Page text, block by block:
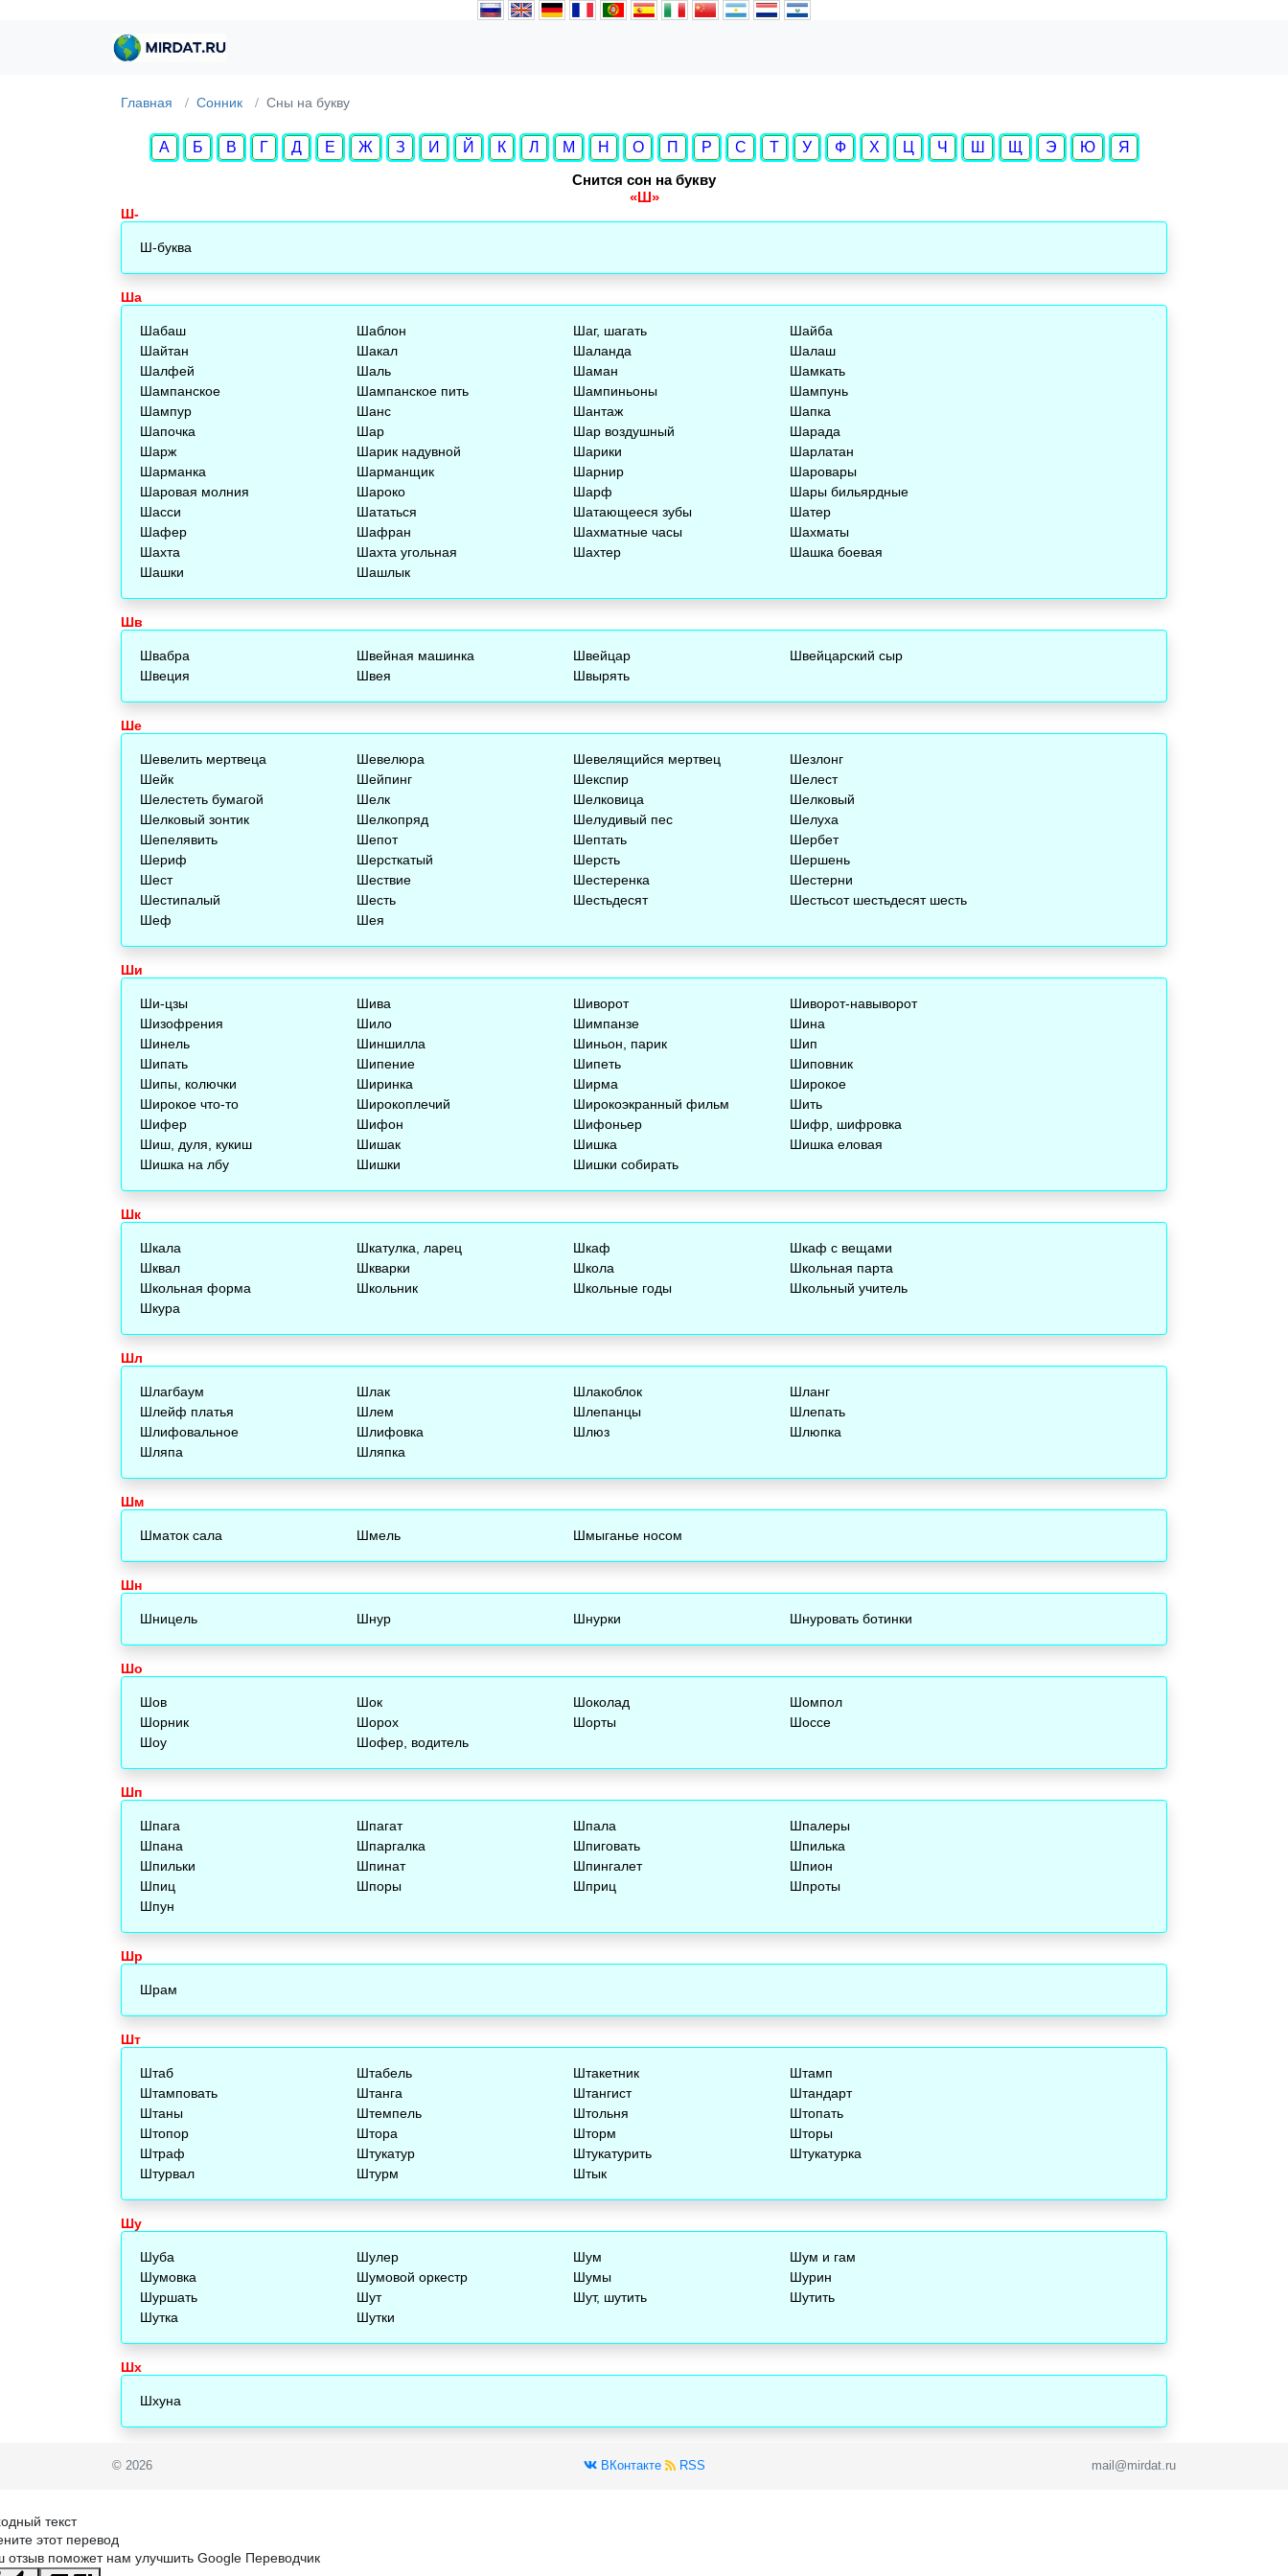
Главная Сонник Cны на букву
А Б В Г Д Е Ж З И Й К Л М Н О П Р С Т У Ф Х Ц Ч Ш Щ Э Ю
Я
Снится сон на букву
«Ш»
Ш-
Ш-буква
Ша
Шабаш Шаблон Шаг, шагать
Шайба
Шайтан
Шакал Шаланда
Шалаш
Шалфей
Шаль Шаман
Шамкать
Шампанское
Шампанское пить Шампиньоны
Шампунь
Шампур
Шанс Шантаж
Шапка
Шапочка
Шар Шар воздушный
Шарада
Шарж
Шарик надувной Шарики
Шарлатан
Шарманка
Шарманщик Шарнир
Шаровары
Шаровая молния
Шароко Шарф
Шары бильярдные
Шасси
Шататься Шатающееся зубы
Шатер
Шафер
Шафран Шахматные часы
Шахматы
Шахта
Шахта угольная Шахтер
Шашка боевая
Шашки
Шашлык
Шв
Швабра Швейная машинка Швейцар
Швейцарский сыр
Швеция
Швея Швырять
Ше
Шевелить мертвеца Шевелюра Шевелящийся мертвец
Шезлонг
Шейк
Шейпинг Шекспир
Шелест
Шелестеть бумагой
Шелк Шелковица
Шелковый
Шелковый зонтик
Шелкопряд Шелудивый пес
Шелуха
Шепелявить
Шепот Шептать
Шербет
Шериф
Шерсткатый Шерсть
Шершень
Шест
Шествие Шестеренка
Шестерни
Шестипалый
Шесть Шестьдесят
Шестьсот шестьдесят шесть
Шеф
Шея
Ши
Ши-цзы Шива Шиворот
Шиворот-навыворот
Шизофрения
Шило Шимпанзе
Шина
Шинель
Шиншилла Шиньон, парик
Шип
Шипать
Шипение Шипеть
Шиповник
Шипы, колючки
Ширинка Ширма
Широкое
Широкое что-то
Широкоплечий Широкоэкранный фильм
Шить
Шифер
Шифон Шифоньер
Шифр, шифровка
Шиш, дуля, кукиш
Шишак Шишка
Шишка еловая
Шишка на лбу
Шишки Шишки собирать
Шк
Шкала Шкатулка, ларец Шкаф
Шкаф с вещами
Шквал
Шкварки Школа
Школьная парта
Школьная форма
Школьник Школьные годы
Школьный учитель
Шкура
Шл
Шлагбаум Шлак Шлакоблок
Шланг
Шлейф платья
Шлем Шлепанцы
Шлепать
Шлифовальное
Шлифовка Шлюз
Шлюпка
Шляпа
Шляпка
Шм
Шматок сала Шмель Шмыганье носом
Шн
Шницель Шнур Шнурки Шнуровать ботинки
Шо
Шов Шок Шоколад
Шомпол
Шорник
Шорох Шорты
Шоссе
Шоу
Шофер, водитель
Шп
Шпага Шпагат Шпала
Шпалеры
Шпана
Шпаргалка Шпиговать
Шпилька
Шпильки
Шпинат Шпингалет
Шпион
Шпиц
Шпоры Шприц
Шпроты
Шпун
Шр
Шрам
Шт
Штаб Штабель Штакетник
Штамп
Штамповать
Штанга Штангист
Штандарт
Штаны
Штемпель Штольня
Штопать
Штопор
Штора Шторм
Шторы
Штраф
Штукатур Штукатурить
Штукатурка
Штурвал
Штурм Штык
Шу
Шуба Шулер Шум
Шум и гам
Шумовка
Шумовой оркестр Шумы
Шурин
Шуршать
Шут Шут, шутить
Шутить
Шутка
Шутки
Шх
Шхуна
© 2026 ВКонтакте RSS mail@mirdat.ru
текст
этот перевод
отзыв поможет нам улучшить Google Переводчик